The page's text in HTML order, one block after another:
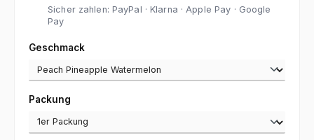
Sicher zahlen: PayPal · Klarna · Apple Pay · Google
Pay
Geschmackauswählen
Packung